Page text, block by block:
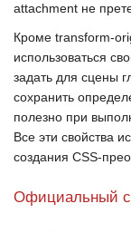
attachment не
Кроме transform-
использоваться
задать для сцены
сохранить
полезно при
Все эти свойства
создания CSS-
Официальный